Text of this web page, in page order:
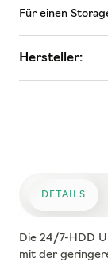
Für einen
Hersteller:
DETAILS
Die 24/7-HDD
mit der